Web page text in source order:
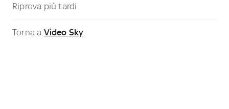
Riprova più tardi
Torna a Video Sky